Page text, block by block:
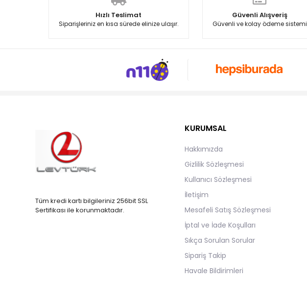
Hızlı Teslimat
Siparişleriniz en kısa sürede elinize ulaşır.
Güvenli Alışveriş
Güvenli ve kolay ödeme sistemi
Tüm kredi kartı bilgileriniz 256bit SSL
Sertifikası ile korunmaktadır.
KURUMSAL
Hakkımızda
Gizlilik Sözleşmesi
Kullanıcı Sözleşmesi
İletişim
Mesafeli Satış Sözleşmesi
İptal ve İade Koşulları
Sıkça Sorulan Sorular
Sipariş Takip
Havale Bildirimleri